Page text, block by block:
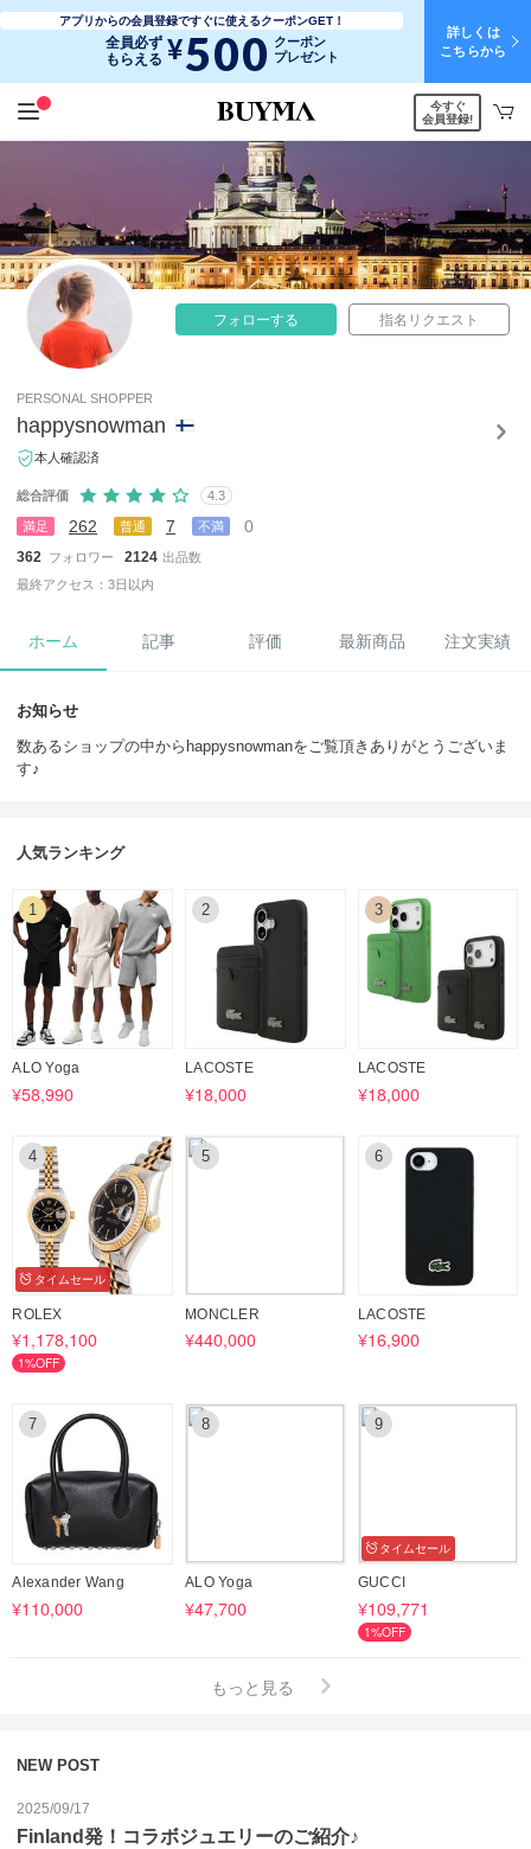
アプリからの会員登録ですぐに使えるクーポンGET！
全員必ず
もらえる ¥500 クーポン
プレゼント
詳しくは
こちらから
今すぐ
会員登録!
フォローする 指名リクエスト
PERSONAL SHOPPER
happysnowman
本人確認済
総合評価 4.3
満足 262 普通 7 不満 0
362 フォロワー 2124 出品数
最終アクセス：3日以内
ホーム 記事 評価 最新商品 注文実績
お知らせ
数あるショップの中からhappysnowmanをご覧頂きありがとうございま
す♪
人気ランキング
1
ALO Yoga
¥58,990
2
LACOSTE
¥18,000
3
LACOSTE
¥18,000
4
タイムセール
ROLEX
¥1,178,100
1%OFF
5
MONCLER
¥440,000
6
LACOSTE
¥16,900
7
Alexander Wang
¥110,000
8
ALO Yoga
¥47,700
9
タイムセール
GUCCI
¥109,771
1%OFF
もっと見る
NEW POST
2025/09/17
Finland発！コラボジュエリーのご紹介♪